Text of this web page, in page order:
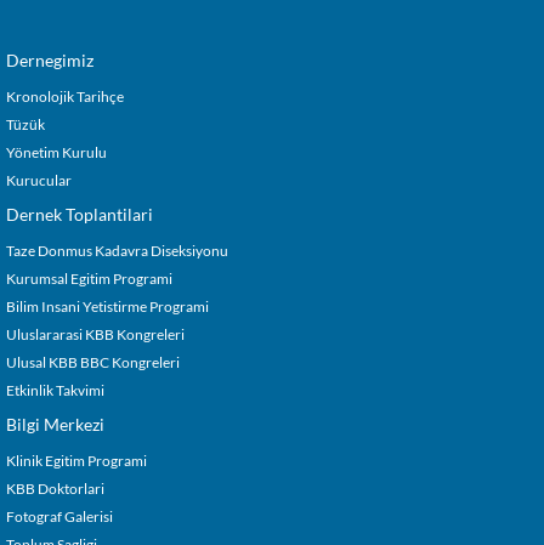
Dernegimiz
Kronolojik Tarihçe
Tüzük
Yönetim Kurulu
Kurucular
Dernek Toplantilari
Taze Donmus Kadavra Diseksiyonu
Kurumsal Egitim Programi
Bilim Insani Yetistirme Programi
Uluslararasi KBB Kongreleri
Ulusal KBB BBC Kongreleri
Etkinlik Takvimi
Bilgi Merkezi
Klinik Egitim Programi
KBB Doktorlari
Fotograf Galerisi